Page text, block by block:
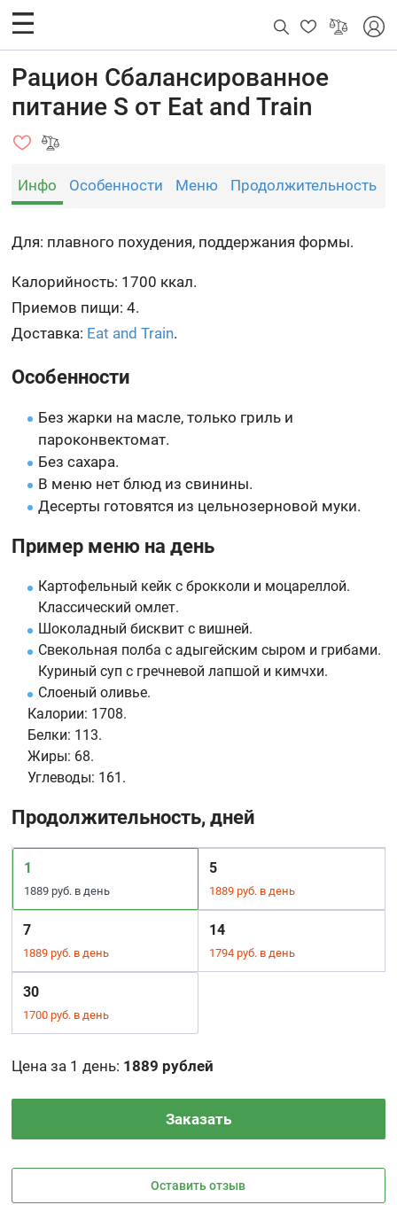
Рацион Сбалансированное
питание S от Eat and Train
Инфо Особенности Меню Продолжительность
Для: плавного похудения, поддержания формы.
Калорийность: 1700 ккал.
Приемов пищи: 4.
Доставка: Eat and Train.
Особенности
Без жарки на масле, только гриль и
пароконвектомат.
Без сахара.
В меню нет блюд из свинины.
Десерты готовятся из цельнозерновой муки.
Пример меню на день
Картофельный кейк с брокколи и моцареллой.
Классический омлет.
Шоколадный бисквит с вишней.
Свекольная полба с адыгейским сыром и грибами.
Куриный суп с гречневой лапшой и кимчхи.
Слоеный оливье.
Калории: 1708.
Белки: 113.
Жиры: 68.
Углеводы: 161.
Продолжительность, дней
1
1889 руб. в день
5
1889 руб. в день
7
1889 руб. в день
14
1794 руб. в день
30
1700 руб. в день
Цена за 1 день: 1889 рублей
Заказать
Оставить отзыв